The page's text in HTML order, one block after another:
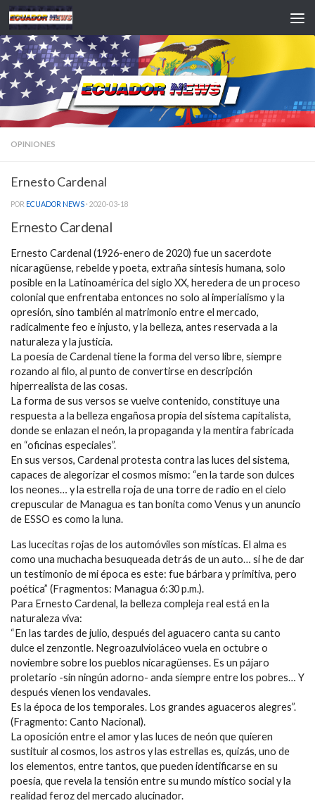
Saltar al contenido
OPINIONES
Ernesto Cardenal
POR ECUADOR NEWS · 2020-03-18
Ernesto Cardenal
Ernesto Cardenal (1926-enero de 2020) fue un sacerdote
nicaragüense, rebelde y poeta, extraña síntesis humana, solo
posible en la Latinoamérica del siglo XX, heredera de un proceso
colonial que enfrentaba entonces no solo al imperialismo y la
opresión, sino también al matrimonio entre el mercado,
radicalmente feo e injusto, y la belleza, antes reservada a la
naturaleza y la justicia.
La poesía de Cardenal tiene la forma del verso libre, siempre
rozando al filo, al punto de convertirse en descripción
hiperrealista de las cosas.
La forma de sus versos se vuelve contenido, constituye una
respuesta a la belleza engañosa propia del sistema capitalista,
donde se enlazan el neón, la propaganda y la mentira fabricada
en “oficinas especiales”.
En sus versos, Cardenal protesta contra las luces del sistema,
capaces de alegorizar el cosmos mismo: “en la tarde son dulces
los neones… y la estrella roja de una torre de radio en el cielo
crepuscular de Managua es tan bonita como Venus y un anuncio
de ESSO es como la luna.
Las lucecitas rojas de los automóviles son místicas. El alma es
como una muchacha besuqueada detrás de un auto… si he de dar
un testimonio de mi época es este: fue bárbara y primitiva, pero
poética” (Fragmentos: Managua 6:30 p.m.).
Para Ernesto Cardenal, la belleza compleja real está en la
naturaleza viva:
“En las tardes de julio, después del aguacero canta su canto
dulce el zenzontle. Negroazulvioláceo vuela en octubre o
noviembre sobre los pueblos nicaragüenses. Es un pájaro
proletario -sin ningún adorno- anda siempre entre los pobres… Y
después vienen los vendavales.
Es la época de los temporales. Los grandes aguaceros alegres”.
(Fragmento: Canto Nacional).
La oposición entre el amor y las luces de neón que quieren
sustituir al cosmos, los astros y las estrellas es, quizás, uno de
los elementos, entre tantos, que pueden identificarse en su
poesía, que revela la tensión entre su mundo místico social y la
realidad feroz del mercado alucinador.